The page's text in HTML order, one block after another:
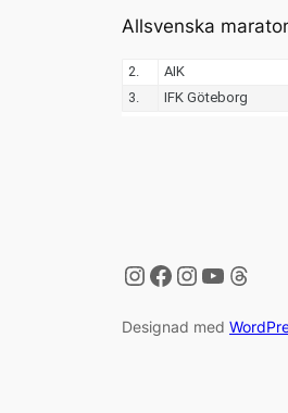
Allsvenska
Instagram
Facebook
Instagram
YouTube
Designad med